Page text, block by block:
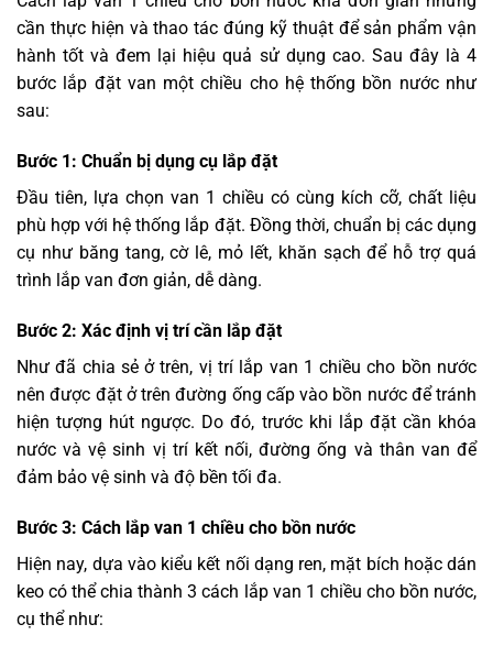
cần thực hiện và thao tác đúng kỹ thuật để sản phẩm vận
hành tốt và đem lại hiệu quả sử dụng cao. Sau đây là 4
bước lắp đặt van một chiều cho hệ thống bồn nước như
sau:
Bước 1: Chuẩn bị dụng cụ lắp đặt
Đầu tiên, lựa chọn van 1 chiều có cùng kích cỡ, chất liệu
phù hợp với hệ thống lắp đặt. Đồng thời, chuẩn bị các dụng
cụ như băng tang, cờ lê, mỏ lết, khăn sạch để hỗ trợ quá
trình lắp van đơn giản, dễ dàng.
Bước 2: Xác định vị trí cần lắp đặt
Như đã chia sẻ ở trên, vị trí lắp van 1 chiều cho bồn nước
nên được đặt ở trên đường ống cấp vào bồn nước để tránh
hiện tượng hút ngược. Do đó, trước khi lắp đặt cần khóa
nước và vệ sinh vị trí kết nối, đường ống và thân van để
đảm bảo vệ sinh và độ bền tối đa.
Bước 3: Cách lắp van 1 chiều cho bồn nước
Hiện nay, dựa vào kiểu kết nối dạng ren, mặt bích hoặc dán
keo có thể chia thành 3 cách lắp van 1 chiều cho bồn nước,
cụ thể như: